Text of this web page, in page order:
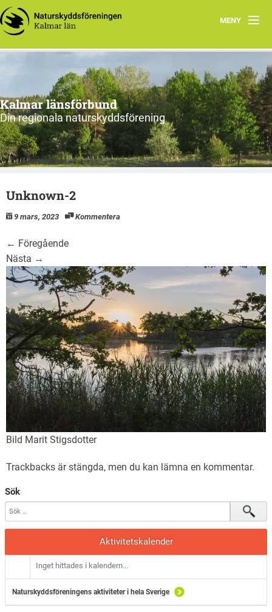
MENY
Hem
Om oss och vår förening
Styrelsen 2026
Protokoll
Natur i Kalmar län
Kalmar länsförbund
Din regionala naturskyddsförening
Unknown-2
9 mars, 2023 Kommentera
← Föregående
Nästa →
Bild Marit Stigsdotter
Trackbacks är stängda, men du kan lämna en kommentar.
Sök
Aktivitetskalender
Inget hittades i kalendern...
Naturskyddsföreningens aktiviteter i hela Sverige